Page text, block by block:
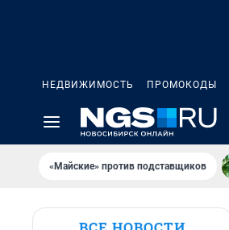
НЕДВИЖИМОСТЬ ПРОМОКОДЫ
«Майские» против подставщиков